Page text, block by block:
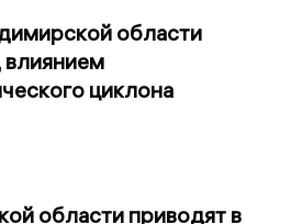
области
влиянием
циклона
области приводят в